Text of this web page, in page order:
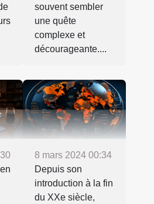
souvent sembler
une quête
complexe et
décourageante....
8 mars 2024 00:34
Depuis son
introduction à la fin
du XXe siècle,